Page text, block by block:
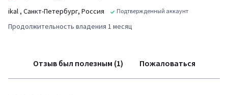
ikal , Санкт-Петербург, Россия Подтвержденный аккаунт
Продолжительность владения 1 месяц
Отзыв был полезным (1) Пожаловаться